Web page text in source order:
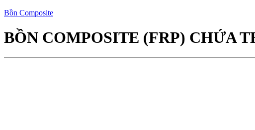
Bồn Composite
BỒN COMPOSITE (FRP) CHỨA